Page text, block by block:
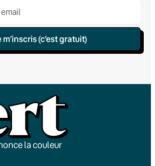
m’inscris (c’est gratuit)
la couleur